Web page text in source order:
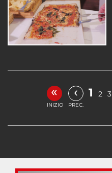
«
INIZIO
‹
PREC.
1 2 3